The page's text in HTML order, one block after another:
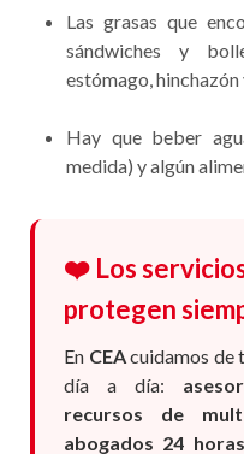
Las grasas que
sándwiches y
estómago,
Hay que beber
medida) y algún
❤️ Los
protegen
En CEAcuidamos de
día a día:
recursos de
abogados 24 horas